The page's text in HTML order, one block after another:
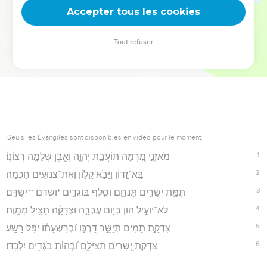
équipe, un groupe ou une famille, leur expérience est faite
Seuls les Évangiles sont disponibles en vidéo pour le moment.
1 מֹאזְנֵ֣י מִ֭רְמָה תּוֹעֲבַ֣ת יְהוָ֑ה וְאֶ֖בֶן שְׁלֵמָ֣ה רְצוֹנֽוֹ׃
2 בָּֽא־זָ֭דוֹן וַיָּבֹ֣א קָל֑וֹן וְֽאֶת־צְנוּעִ֥ים חָכְמָֽה׃
3 תֻּמַּ֣ת יְשָׁרִ֣ים תַּנְחֵ֑ם וְסֶ֖לֶף בּוֹגְדִ֣ים *ושדם **יְשָׁדֵּֽם׃
4 לֹא־יוֹעִ֣יל ה֭וֹן בְּי֣וֹם עֶבְרָ֑ה וּ֝צְדָקָ֗ה תַּצִּ֥יל מִמָּֽוֶת׃
5 צִדְקַ֣ת תָּ֭מִים תְּיַשֵּׁ֣ר דַּרְכּ֑וֹ וּ֝בְרִשְׁעָת֗וֹ יִפֹּ֥ל רָשָֽׁע׃
6 צִדְקַ֣ת יְ֭שָׁרִים תַּצִּילֵ֑ם וּ֝בְהַוַּ֗ת בֹּגְדִ֥ים יִלָּכֵֽדוּ׃
Accepter tous les cookies
Tout refuser